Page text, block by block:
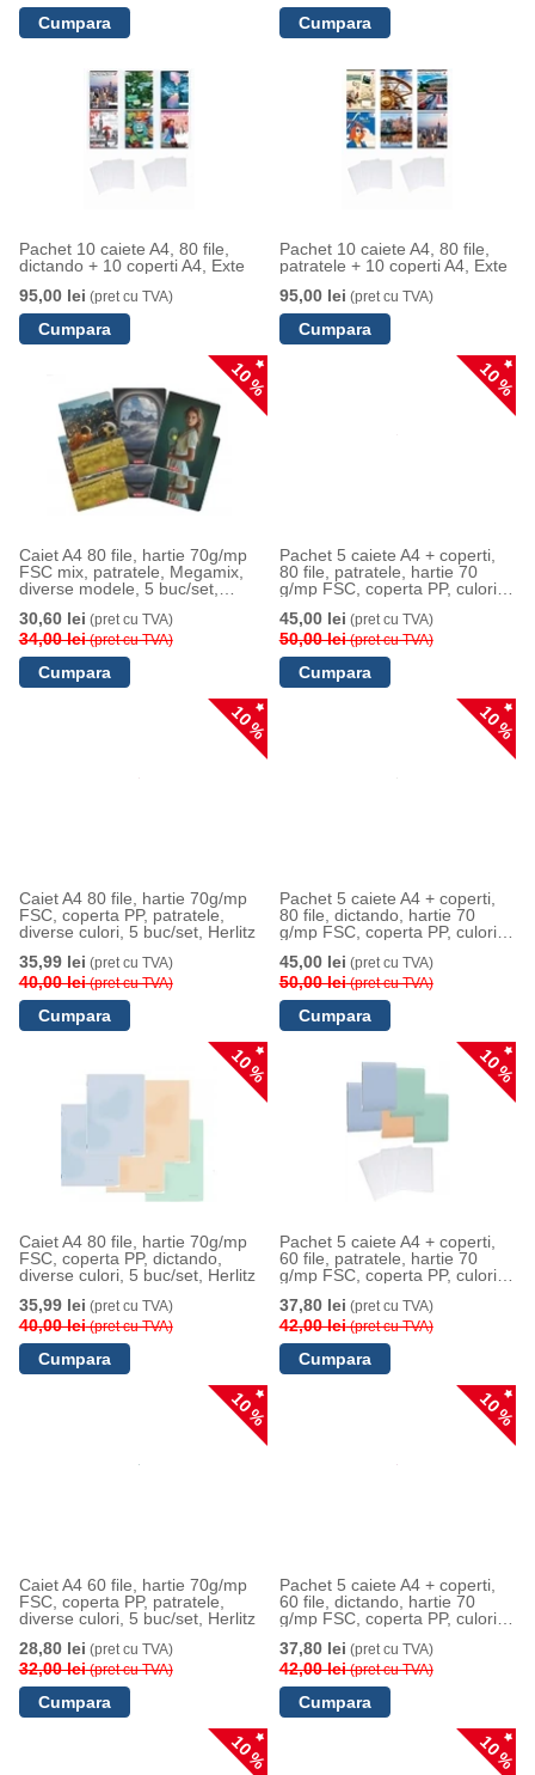
Pachet 10 caiete A4, 80 file,
dictando + 10 coperti A4, Exte
95,00 lei (pret cu TVA)
Pachet 10 caiete A4, 80 file,
patratele + 10 coperti A4, Exte
95,00 lei (pret cu TVA)
10 %
Caiet A4 80 file, hartie 70g/mp
FSC mix, patratele, Megamix,
diverse modele, 5 buc/set,
30,60 lei (pret cu TVA)
34,00 lei(pret cu TVA)
10 %
Pachet 5 caiete A4 + coperti,
80 file, patratele, hartie 70
g/mp FSC, coperta PP, culori
45,00 lei (pret cu TVA)
50,00 lei(pret cu TVA)
10 %
Caiet A4 80 file, hartie 70g/mp
FSC, coperta PP, patratele,
diverse culori, 5 buc/set, Herlitz
35,99 lei (pret cu TVA)
40,00 lei(pret cu TVA)
10 %
Pachet 5 caiete A4 + coperti,
80 file, dictando, hartie 70
g/mp FSC, coperta PP, culori
45,00 lei (pret cu TVA)
50,00 lei(pret cu TVA)
10 %
Caiet A4 80 file, hartie 70g/mp
FSC, coperta PP, dictando,
diverse culori, 5 buc/set, Herlitz
35,99 lei (pret cu TVA)
40,00 lei(pret cu TVA)
10 %
Pachet 5 caiete A4 + coperti,
60 file, patratele, hartie 70
g/mp FSC, coperta PP, culori
37,80 lei (pret cu TVA)
42,00 lei(pret cu TVA)
10 %
Caiet A4 60 file, hartie 70g/mp
FSC, coperta PP, patratele,
diverse culori, 5 buc/set, Herlitz
28,80 lei (pret cu TVA)
32,00 lei(pret cu TVA)
10 %
Pachet 5 caiete A4 + coperti,
60 file, dictando, hartie 70
g/mp FSC, coperta PP, culori
37,80 lei (pret cu TVA)
42,00 lei(pret cu TVA)
10 % 10 %